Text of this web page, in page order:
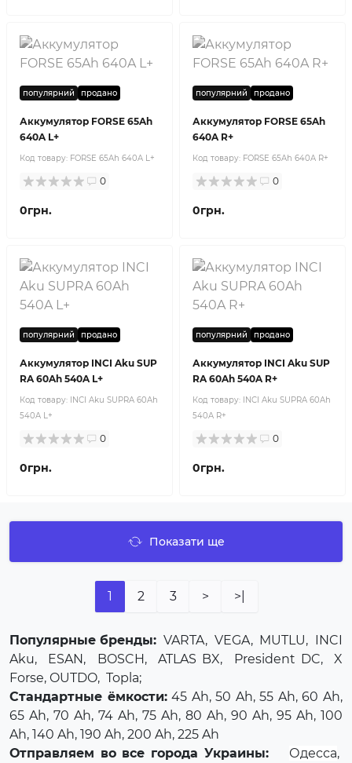
популярний продано
Аккумулятор FORSE 65Ah
640A L+
Код товару: FORSE 65Ah 640A L+
0
0грн.
популярний продано
Аккумулятор FORSE 65Ah
640A R+
Код товару: FORSE 65Ah 640A R+
0
0грн.
популярний продано
Аккумулятор INCI Aku SUP
RA 60Ah 540A L+
Код товару: INCI Aku SUPRA 60Ah
540A L+
0
0грн.
популярний продано
Аккумулятор INCI Aku SUP
RA 60Ah 540A R+
Код товару: INCI Aku SUPRA 60Ah
540A R+
0
0грн.
Показати ще
1 2 3 > >|
Популярные бренды: VARTA, VEGA, MUTLU, INCI
Aku, ESAN, BOSCH,ATLAS BX, President DC,X
Forse, OUTDO, Topla;
Стандартные ёмкости:45 Ah, 50 Ah, 55 Ah, 60 Ah,
65 Ah, 70 Ah, 74 Ah, 75 Ah, 80 Ah, 90 Ah, 95 Ah, 100
Ah, 140 Ah, 190 Ah, 200 Ah, 225 Ah
Отправляем во все города Украины:
Одесса,